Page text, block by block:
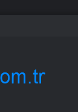
TL zam farkı